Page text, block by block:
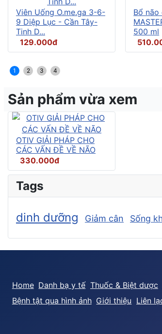
Viên Uống O.me.ga 3-6-
9 Diệp Lục - Cần Tây-
Tinh D...
129.000đ
Bổ não
500 ml
1 2 3 4
Sản phẩm vừa xem
OTIV GIẢI PHÁP CHO
CÁC VẤN ĐỀ VỀ NÃO
330.000đ
Tags
dinh dưỡng Giảm cân Sống
Home Danh bạ y tế Thuốc & Biệt dược
Bệnh tật qua hình ảnh Giới thiệu Liên